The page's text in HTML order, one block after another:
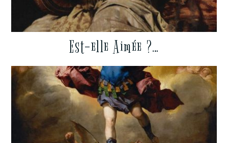
Est-elle Aimée ?…